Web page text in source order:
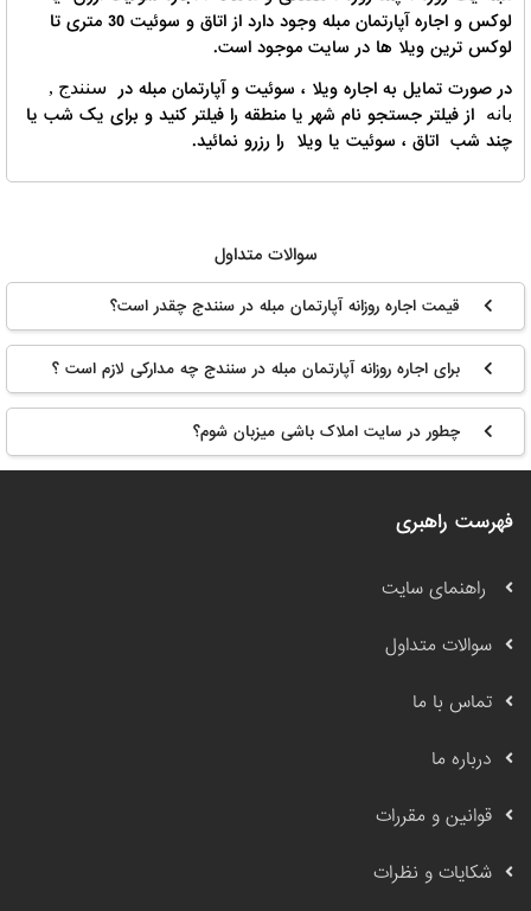
لوکس و اجاره آپارتمان مبله وجود دارد از اتاق و سوئیت 30 متری تا
لوکس ترین ویلا ها در سایت موجود است.
در صورت تمایل به اجاره ویلا ، سوئیت و آپارتمان مبله در
سنندج ,
بانه
از فیلتر جستجو نام شهر یا منطقه را فیلتر کنید و برای یک شب یا
چند شب اتاق ، سوئیت یا ویلا را رزرو نمائید.
سوالات متداول
قیمت اجاره روزانه آپارتمان مبله در سنندج چقدر است؟
برای اجاره روزانه آپارتمان مبله در سنندج چه مدارکی لازم است ؟
چطور در سایت املاک باشی میزبان شوم؟
فهرست راهبری
راهنمای سایت
سوالات متداول
تماس با ما
درباره ما
قوانین و مقررات
شکایات و نظرات